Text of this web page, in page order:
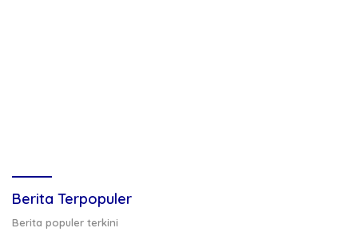
Berita Terpopuler
Berita populer terkini